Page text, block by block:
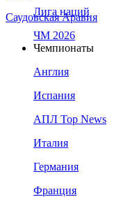
Саудовская Аравия
Лига наций
ЧМ 2026
Чемпионаты
Англия
Испания
АПЛ Top News
Италия
Германия
Франция